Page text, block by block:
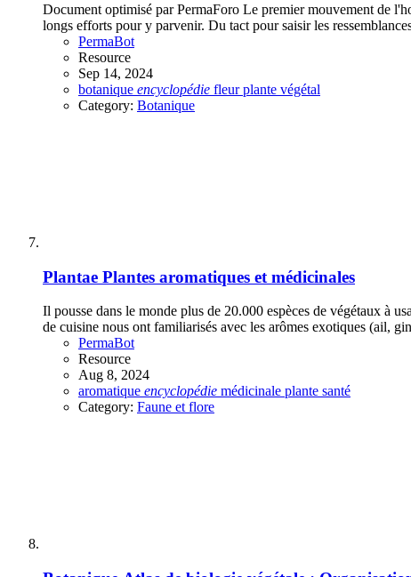
Document optimisé par PermaForo Le premier mouvement de
longs efforts pour y parvenir. Du tact pour saisir les
PermaBot
Resource
Sep 14, 2024
botanique encyclopédie fleurplante végétal
Category: Botanique
Plantae Plantes aromatiques et médicinales
Il pousse dans le monde plus de 20.000 espèces de végétaux à
de cuisine nous ont familiarisés avec les arômes exotiques (ail,
PermaBot
Resource
Aug 8, 2024
aromatique encyclopédie médicinale plante santé
Category: Faune et flore